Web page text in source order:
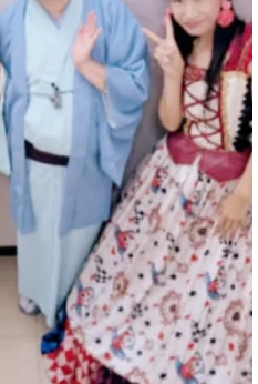
ションプリンセス【公式】
た
@YouTube
を言い合う
がいします